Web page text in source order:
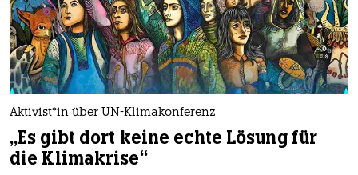
Ak­ti­vis­t*in über UN-Klimakonferenz
„Es gibt dort keine echte Lösung für
die Klimakrise“